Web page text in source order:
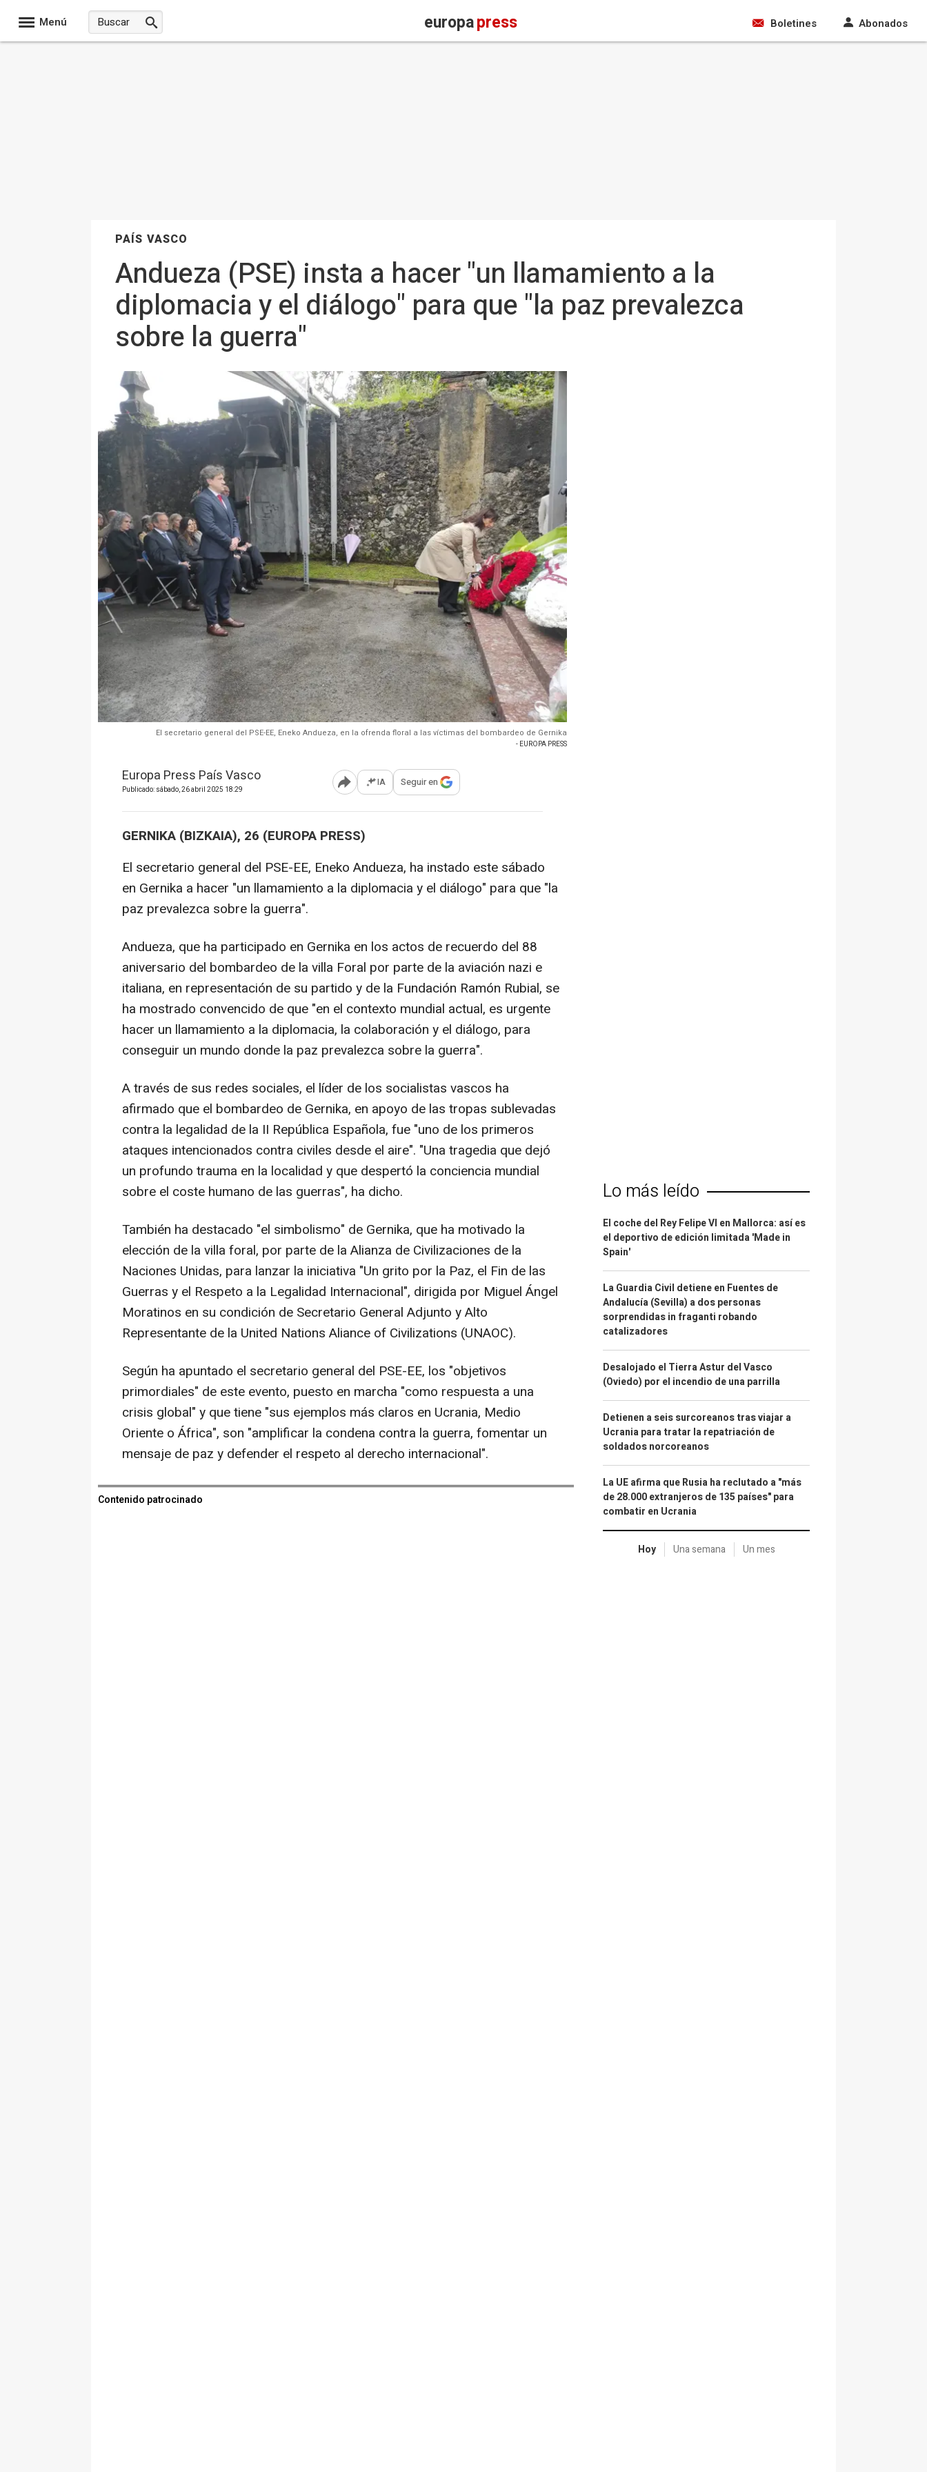
Menú europapress Boletines Abonados
PAÍS VASCO
Andueza (PSE) insta a hacer "un llamamiento a la
diplomacia y el diálogo" para que "la paz prevalezca
sobre la guerra"
El secretario general del PSE-EE, Eneko Andueza, en la ofrenda floral a las víctimas del bombardeo de Gernika
- EUROPA PRESS
Europa Press País Vasco
Publicado: sábado, 26 abril 2025 18:29 Abrir opciones para compartir
IA Seguir en
GERNIKA (BIZKAIA), 26 (EUROPA PRESS)
El secretario general del PSE-EE, Eneko Andueza, ha instado este sábado
en Gernika a hacer "un llamamiento a la diplomacia y el diálogo" para que "la
paz prevalezca sobre la guerra".
Andueza, que ha participado en Gernika en los actos de recuerdo del 88
aniversario del bombardeo de la villa Foral por parte de la aviación nazi e
italiana, en representación de su partido y de la Fundación Ramón Rubial, se
ha mostrado convencido de que "en el contexto mundial actual, es urgente
hacer un llamamiento a la diplomacia, la colaboración y el diálogo, para
conseguir un mundo donde la paz prevalezca sobre la guerra".
A través de sus redes sociales, el líder de los socialistas vascos ha
afirmado que el bombardeo de Gernika, en apoyo de las tropas sublevadas
contra la legalidad de la II República Española, fue "uno de los primeros
ataques intencionados contra civiles desde el aire". "Una tragedia que dejó
un profundo trauma en la localidad y que despertó la conciencia mundial
sobre el coste humano de las guerras", ha dicho.
También ha destacado "el simbolismo" de Gernika, que ha motivado la
elección de la villa foral, por parte de la Alianza de Civilizaciones de la
Naciones Unidas, para lanzar la iniciativa "Un grito por la Paz, el Fin de las
Guerras y el Respeto a la Legalidad Internacional", dirigida por Miguel Ángel
Moratinos en su condición de Secretario General Adjunto y Alto
Representante de la United Nations Aliance of Civilizations (UNAOC).
Según ha apuntado el secretario general del PSE-EE, los "objetivos
primordiales" de este evento, puesto en marcha "como respuesta a una
crisis global" y que tiene "sus ejemplos más claros en Ucrania, Medio
Oriente o África", son "amplificar la condena contra la guerra, fomentar un
mensaje de paz y defender el respeto al derecho internacional".
Contenido patrocinado
Lo más leído
El coche del Rey Felipe VI en Mallorca: así es
el deportivo de edición limitada 'Made in
Spain'
La Guardia Civil detiene en Fuentes de
Andalucía (Sevilla) a dos personas
sorprendidas in fraganti robando
catalizadores
Desalojado el Tierra Astur del Vasco
(Oviedo) por el incendio de una parrilla
Detienen a seis surcoreanos tras viajar a
Ucrania para tratar la repatriación de
soldados norcoreanos
La UE afirma que Rusia ha reclutado a "más
de 28.000 extranjeros de 135 países" para
combatir en Ucrania
Hoy Una semana Un mes